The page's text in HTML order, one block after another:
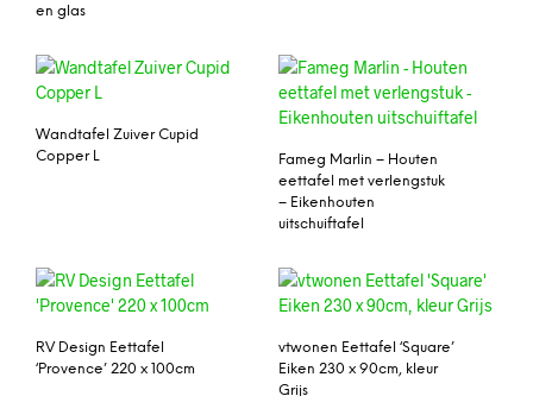
en glas
Wandtafel Zuiver Cupid
Copper L
Fameg Marlin – Houten
eettafel met verlengstuk
– Eikenhouten
uitschuiftafel
RV Design Eettafel
‘Provence’ 220 x 100cm
vtwonen Eettafel ‘Square’
Eiken 230 x 90cm, kleur
Grijs